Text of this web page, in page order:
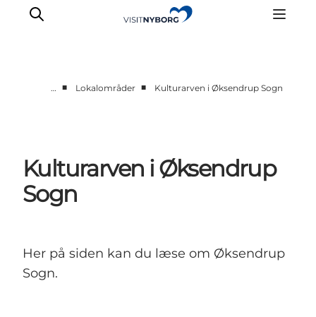
Det sker i Nyborg
Sprogø
Planlæg din tur
… ■ Lokalområder ■ Kulturarven i Øksendrup Sogn
Kulturarven i Øksendrup
Sogn
Her på siden kan du læse om Øksendrup
Sogn.